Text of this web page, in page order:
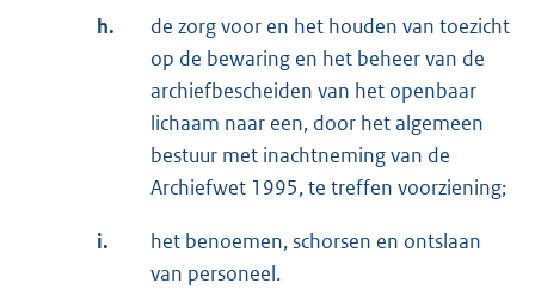
h.
de zorg voor en het houden van toezicht
op de bewaring en het beheer van de
archiefbescheiden van het openbaar
lichaam naar een, door het algemeen
bestuur met inachtneming van de
Archiefwet 1995, te treffen voorziening;
i.
het benoemen, schorsen en ontslaan
van personeel.